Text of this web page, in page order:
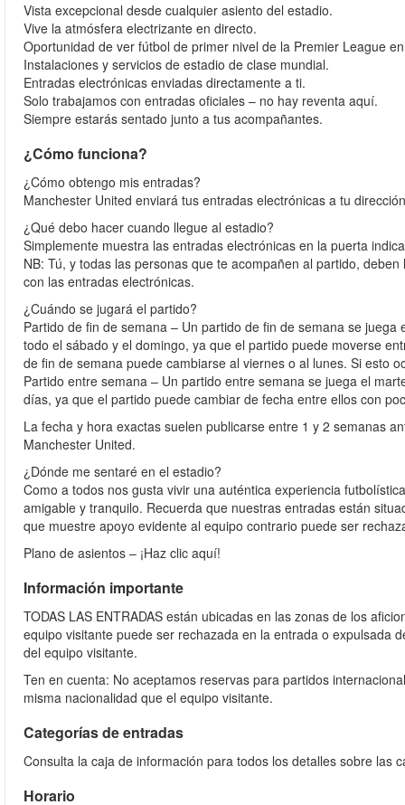
Vista excepcional desde cualquier asiento del estadio.
Vive la atmósfera electrizante en directo.
Oportunidad de ver fútbol de primer nivel de la Premier League
Instalaciones y servicios de estadio de clase mundial.
Entradas electrónicas enviadas directamente a ti.
Solo trabajamos con entradas oficiales – no hay reventa aquí.
Siempre estarás sentado junto a tus acompañantes.
¿Cómo funciona?
¿Cómo obtengo mis entradas?
Manchester United enviará tus entradas electrónicas a tu
¿Qué debo hacer cuando llegue al estadio?
Simplemente muestra las entradas electrónicas en la puerta
NB: Tú, y todas las personas que te acompañen al partido,
con las entradas electrónicas.
¿Cuándo se jugará el partido?
Partido de fin de semana – Un partido de fin de semana se
todo el sábado y el domingo, ya que el partido puede moverse
de fin de semana puede cambiarse al viernes o al lunes. Si esto
Partido entre semana – Un partido entre semana se juega el
días, ya que el partido puede cambiar de fecha entre ellos con
La fecha y hora exactas suelen publicarse entre 1 y 2 semanas
Manchester United.
¿Dónde me sentaré en el estadio?
Como a todos nos gusta vivir una auténtica experiencia
amigable y tranquilo. Recuerda que nuestras entradas están
que muestre apoyo evidente al equipo contrario puede ser
Plano de asientos – ¡Haz clic aquí!
Información importante
TODAS LAS ENTRADAS están ubicadas en las zonas de los
equipo visitante puede ser rechazada en la entrada o expulsada
del equipo visitante.
Ten en cuenta: No aceptamos reservas para partidos
misma nacionalidad que el equipo visitante.
Categorías de entradas
Consulta la caja de información para todos los detalles sobre las
Horario